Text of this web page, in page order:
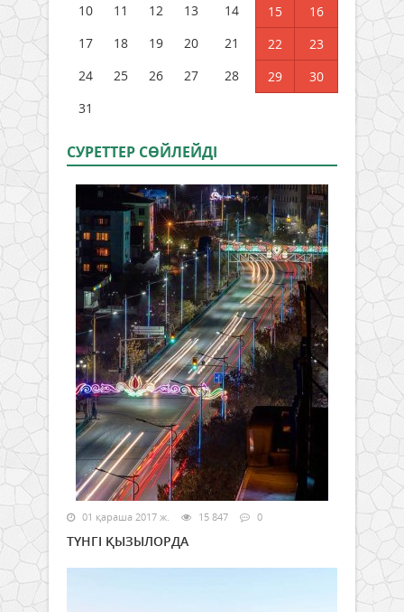
10
11 12 13 14 15
16
17
18 19 20 21 22
23
24
25 26 27 28 29
30
31
СУРЕТТЕР СӨЙЛЕЙДI
01 қараша 2017 ж. 15 847 0
ТҮНГІ ҚЫЗЫЛОРДА